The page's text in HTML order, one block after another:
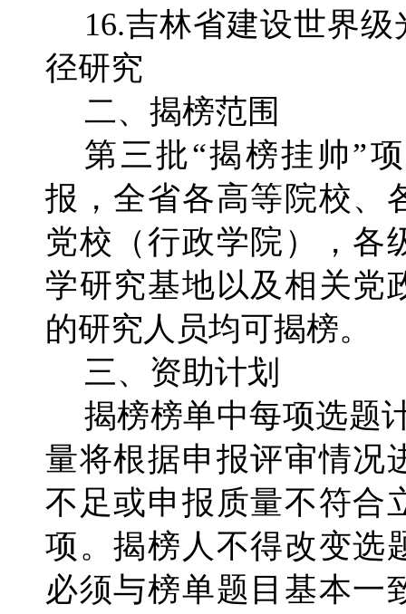
16.吉林省建设世界
径研究
二、揭榜范围
第三批“揭榜挂帅”
报，全省各高等院校、
党校（行政学院），各
学研究基地以及相关党
的研究人员均可揭榜。
三、资助计划
揭榜榜单中每项选题
量将根据申报评审情况
不足或申报质量不符合
项。揭榜人不得改变选
必须与榜单题目基本一